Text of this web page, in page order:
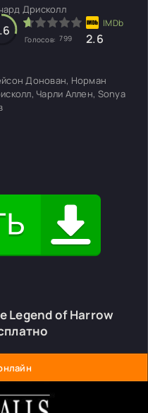
Дрисколл
Голосов: 799 2.6
Донован, Норман
Чарли Аллен, Sonya
Legend of Harrow